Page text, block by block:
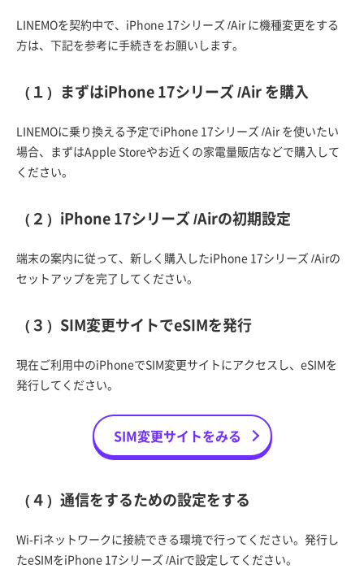
LINEMOを契約中で、iPhone 17シリーズ /Air に機種変更をする
方は、下記を参考に手続きをお願いします。
（１）まずはiPhone 17シリーズ /Air を購入
LINEMOに乗り換える予定でiPhone 17シリーズ /Air を使いたい
場合、まずはApple Storeやお近くの家電量販店などで購入して
ください。
（２）iPhone 17シリーズ /Airの初期設定
端末の案内に従って、新しく購入したiPhone 17シリーズ /Airの
セットアップを完了してください。
（３）SIM変更サイトでeSIMを発行
現在ご利用中のiPhoneでSIM変更サイトにアクセスし、eSIMを
発行してください。
SIM変更サイトをみる
（４）通信をするための設定をする
Wi-Fiネットワークに接続できる環境で行ってください。発行し
たeSIMをiPhone 17シリーズ /Airで設定してください。